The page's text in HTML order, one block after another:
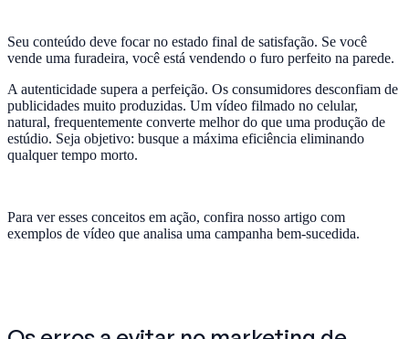
Seu conteúdo deve focar no estado final de satisfação. Se você
vende uma furadeira, você está vendendo o furo perfeito na parede.
A autenticidade supera a perfeição. Os consumidores desconfiam de
publicidades muito produzidas. Um vídeo filmado no celular,
natural, frequentemente converte melhor do que uma produção de
estúdio. Seja objetivo: busque a máxima eficiência eliminando
qualquer tempo morto.
Para ver esses conceitos em ação, confira nosso artigo com
exemplos de vídeo que analisa uma campanha bem-sucedida.